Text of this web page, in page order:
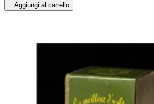
Aggiungi al carrello